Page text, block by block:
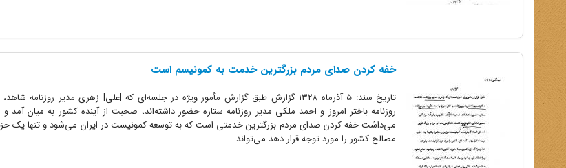
خفه کردن صدای مردم بزرگترین خدمت به کمونیسم است
تاریخ سند: ۵ آذرماه ۱۳۲۸ گزارش طبق گزارش مأمور ویژه در جلسه‌ای که [علی] زهری مدیر
روزنامه باختر امروز و احمد ملکی مدیر روزنامه ستاره حضور داشته‌اند، صحبت از آینده کشور به میان آمد
می‌داشت خفه کردن صدای مردم بزرگترین خدمتی است که به توسعه کمونیست در ایران می‌شود و تنها یک
مصالح کشور را مورد توجه قرار دهد می‌تواند...